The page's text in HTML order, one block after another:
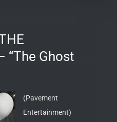
“The Ghost
(Pavement
Entertainment)